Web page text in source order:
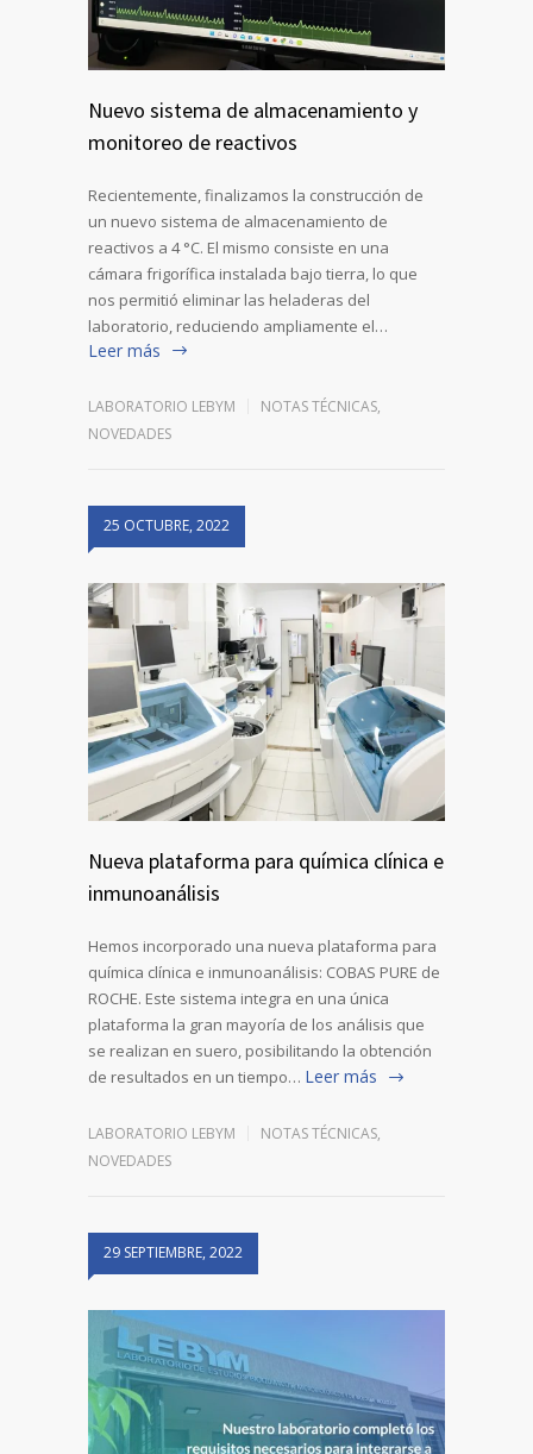
Nuevo sistema de almacenamiento y
monitoreo de reactivos
Recientemente, finalizamos la construcción de
un nuevo sistema de almacenamiento de
reactivos a 4 °C. El mismo consiste en una
cámara frigorífica instalada bajo tierra, lo que
nos permitió eliminar las heladeras del
laboratorio, reduciendo ampliamente el…
Leer más
LABORATORIO LEBYM NOTAS TÉCNICAS,
NOVEDADES
25 OCTUBRE, 2022
Nueva plataforma para química clínica e
inmunoanálisis
Hemos incorporado una nueva plataforma para
química clínica e inmunoanálisis: COBAS PURE de
ROCHE. Este sistema integra en una única
plataforma la gran mayoría de los análisis que
se realizan en suero, posibilitando la obtención
de resultados en un tiempo… Leer más
LABORATORIO LEBYM NOTAS TÉCNICAS,
NOVEDADES
29 SEPTIEMBRE, 2022